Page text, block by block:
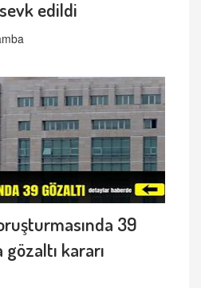
edildi
39
kararı